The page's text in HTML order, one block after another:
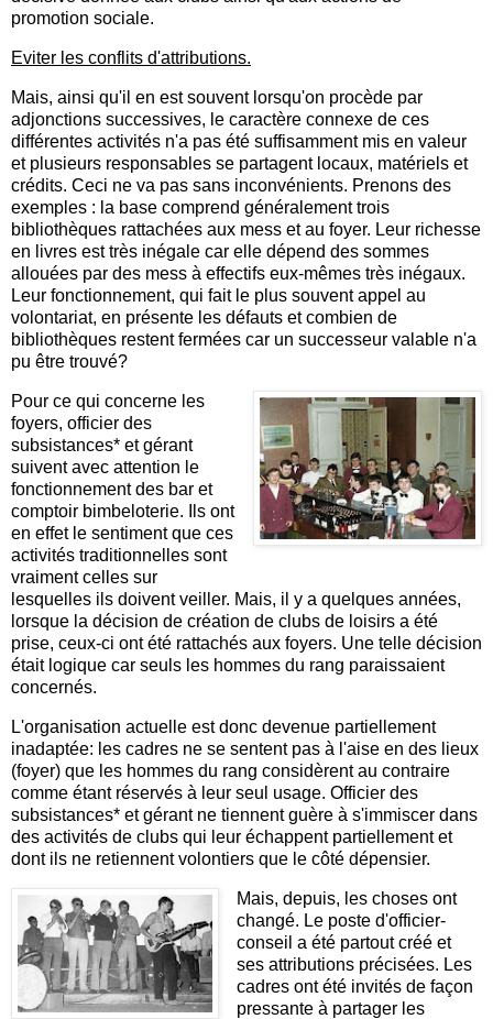
promotion sociale.
Eviter les conflits d'attributions.
Mais, ainsi qu'il en est souvent lorsqu'on procède par
adjonctions successives, le caractère connexe de ces
différentes activités n'a pas été suffisamment mis en valeur
et plusieurs responsables se partagent locaux, matériels et
crédits. Ceci ne va pas sans inconvénients. Prenons des
exemples : la base comprend généralement trois
bibliothèques rattachées aux mess et au foyer. Leur richesse
en livres est très inégale car elle dépend des sommes
allouées par des mess à effectifs eux-mêmes très inégaux.
Leur fonctionnement, qui fait le plus souvent appel au
volontariat, en présente les défauts et combien de
bibliothèques restent fermées car un successeur valable n'a
pu être trouvé?
Pour ce qui concerne les
foyers, officier des
subsistances* et gérant
suivent avec attention le
fonctionnement des bar et
comptoir bimbeloterie. Ils ont
en effet le sentiment que ces
activités traditionnelles sont
vraiment celles sur
lesquelles ils doivent veiller. Mais, il y a quelques années,
lorsque la décision de création de clubs de loisirs a été
prise, ceux-ci ont été rattachés aux foyers. Une telle décision
était logique car seuls les hommes du rang paraissaient
concernés.
L'organisation actuelle est donc devenue partiellement
inadaptée: les cadres ne se sentent pas à l'aise en des lieux
(foyer) que les hommes du rang considèrent au contraire
comme étant réservés à leur seul usage. Officier des
subsistances* et gérant ne tiennent guère à s'immiscer dans
des activités de clubs qui leur échappent partiellement et
dont ils ne retiennent volontiers que le côté dépensier.
Mais, depuis, les choses ont
changé. Le poste d'officier-
conseil a été partout créé et
ses attributions précisées. Les
cadres ont été invités de façon
pressante à partager les